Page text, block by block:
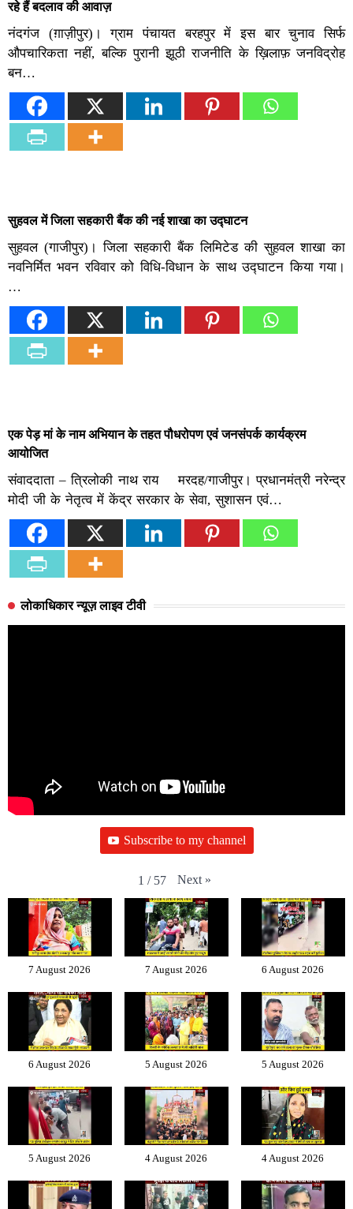
रहे हैं बदलाव की आवाज़
नंदगंज (ग़ाज़ीपुर)। ग्राम पंचायत बरहपुर में इस बार चुनाव सिर्फ
औपचारिकता नहीं, बल्कि पुरानी झूठी राजनीति के ख़िलाफ़ जनविद्रोह
बन…
सुहवल में जिला सहकारी बैंक की नई शाखा का उद्घाटन
सुहवल (गाजीपुर)। जिला सहकारी बैंक लिमिटेड की सुहवल शाखा का
नवनिर्मित भवन रविवार को विधि-विधान के साथ उद्घाटन किया गया।
…
एक पेड़ मां के नाम अभियान के तहत पौधरोपण एवं जनसंपर्क कार्यक्रम
आयोजित
संवाददाता – त्रिलोकी नाथ राय मरदह/गाजीपुर। प्रधानमंत्री नरेन्द्र
मोदी जी के नेतृत्व में केंद्र सरकार के सेवा, सुशासन एवं…
लोकाधिकार न्यूज़ लाइव टीवी
Subscribe to my channel
1 / 57 Next »
7 August 2026 7 August 2026 6 August 2026
6 August 2026 5 August 2026 5 August 2026
5 August 2026 4 August 2026 4 August 2026